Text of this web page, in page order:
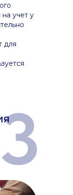
учет у
для